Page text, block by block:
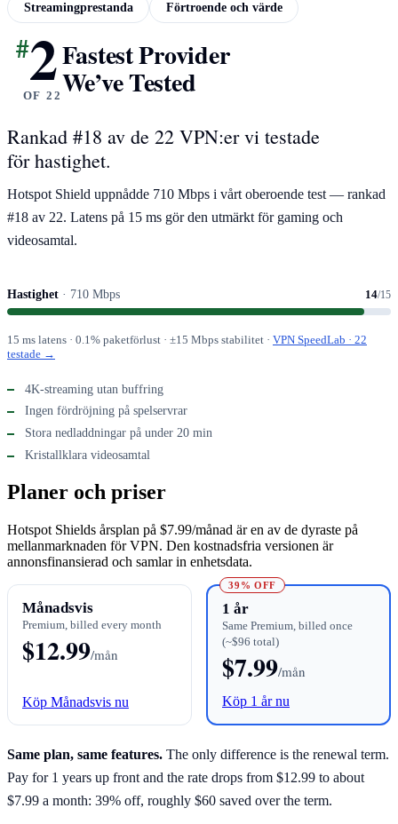
Streamingprestanda Förtroende och värde
HASTIGHETSLABBRESULTAT
#2
OF 22
Fastest Provider
We’ve Tested
Rankad #18 av de 22 VPN:er vi testade
för hastighet.
Hotspot Shield uppnådde 710 Mbps i vårt oberoende test — rankad
#18 av 22. Latens på 15 ms gör den utmärkt för gaming och
videosamtal.
Hastighet · 710 Mbps 14/15
15 ms latens · 0.1% paketförlust · ±15 Mbps stabilitet · VPN SpeedLab · 22
testade →
4K-streaming utan buffring
Ingen fördröjning på spelservrar
Stora nedladdningar på under 20 min
Kristallklara videosamtal
Planer och priser
Hotspot Shields årsplan på $7.99/månad är en av de dyraste på
mellanmarknaden för VPN. Den kostnadsfria versionen är
annonsfinansierad och samlar in enhetsdata.
Månadsvis
Premium, billed every month
$12.99/mån
Köp Månadsvis nu
39% OFF
1 år
Same Premium, billed once
(~$96 total)
$7.99/mån
Köp 1 år nu
Same plan, same features. The only difference is the renewal term.
Pay for 1 years up front and the rate drops from $12.99 to about
$7.99 a month: 39% off, roughly $60 saved over the term.